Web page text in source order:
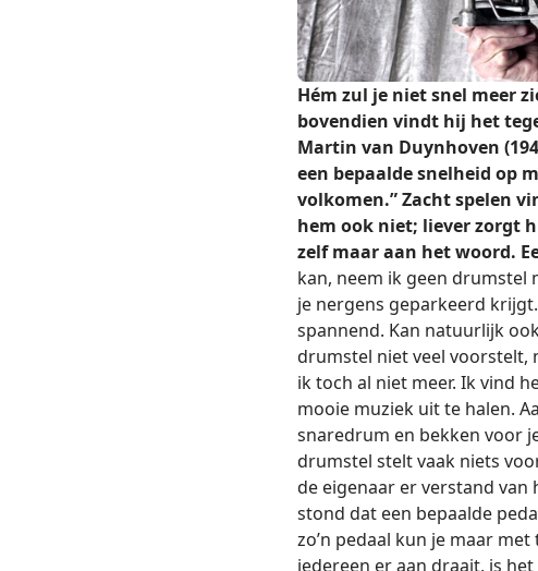
Hém zul je niet snel meer
bovendien vindt hij het
Martin van Duynhoven
een bepaalde snelheid op
volkomen.” Zacht spelen
hem ook niet; liever zorgt
zelf maar aan het woord.
kan, neem ik geen drumstel
je nergens geparkeerd
spannend. Kan natuurlijk
drumstel niet veel voorstelt,
ik toch al niet meer. Ik vind
mooie muziek uit te halen.
snaredrum en bekken voor
drumstel stelt vaak niets
de eigenaar er verstand van
stond dat een bepaalde
zo’n pedaal kun je maar
iedereen er aan draait, is